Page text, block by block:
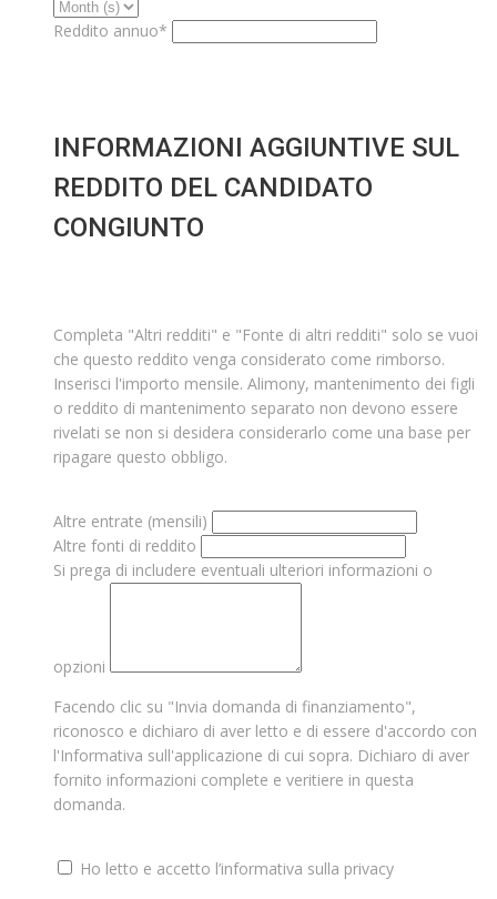
Reddito annuo*
INFORMAZIONI AGGIUNTIVE SUL
REDDITO DEL CANDIDATO
CONGIUNTO
Completa "Altri redditi" e "Fonte di altri redditi" solo se vuoi
che questo reddito venga considerato come rimborso.
Inserisci l'importo mensile. Alimony, mantenimento dei figli
o reddito di mantenimento separato non devono essere
rivelati se non si desidera considerarlo come una base per
ripagare questo obbligo.
Altre entrate (mensili)
Altre fonti di reddito
Si prega di includere eventuali ulteriori informazioni o
opzioni
Facendo clic su "Invia domanda di finanziamento",
riconosco e dichiaro di aver letto e di essere d'accordo con
l'Informativa sull'applicazione di cui sopra. Dichiaro di aver
fornito informazioni complete e veritiere in questa
domanda.
Ho letto e accetto l’informativa sulla privacy